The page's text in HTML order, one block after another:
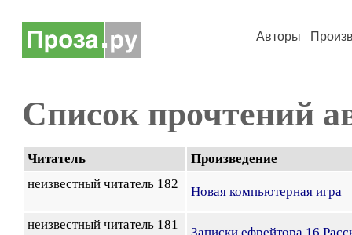
Авторы
Список прочтений
Читатель
Произведение
неизвестный читатель 182
Новая компьютерная игра
неизвестный читатель 181